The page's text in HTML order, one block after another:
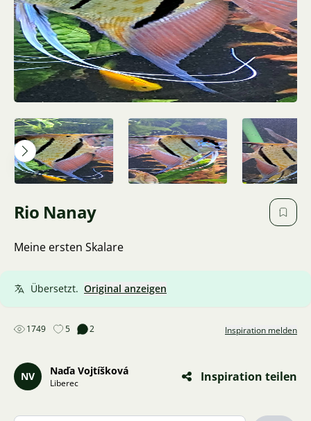
Rio Nanay
Meine ersten Skalare
Übersetzt. Original anzeigen
1749 5 2 Inspiration melden
NV Naďa Vojtíšková
Liberec Inspiration teilen